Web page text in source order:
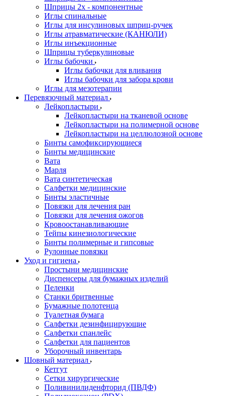
Шприцы 2х - компонентные
Иглы спинальные
Иглы для инсулиновых шприц-ручек
Иглы атравматические (КАНЮЛИ)
Иглы инъекционные
Шприцы туберкулиновые
Иглы бабочки
Иглы бабочки для вливания
Иглы бабочки для забора крови
Иглы для мезотерапии
Перевязочный материал
Лейкопластыри
Лейкопластыри на тканевой основе
Лейкопластыри на полимерной основе
Лейкопластыри на целлюлозной основе
Бинты самофиксирующиеся
Бинты медицинские
Вата
Марля
Вата синтетическая
Салфетки медицинские
Бинты эластичные
Повязки для лечения ран
Повязки для лечения ожогов
Кровоостанавливающие
Тейпы кинезиологические
Бинты полимерные и гипсовые
Рулонные повязки
Уход и гигиена
Простыни медицинские
Диспенсеры для бумажных изделий
Пеленки
Станки бритвенные
Бумажные полотенца
Туалетная бумага
Салфетки дезинфицирующие
Салфетки спанлейс
Салфетки для пациентов
Уборочный инвентарь
Шовный материал
Кетгут
Сетки хирургические
Поливинилиденфторид (ПВДФ)